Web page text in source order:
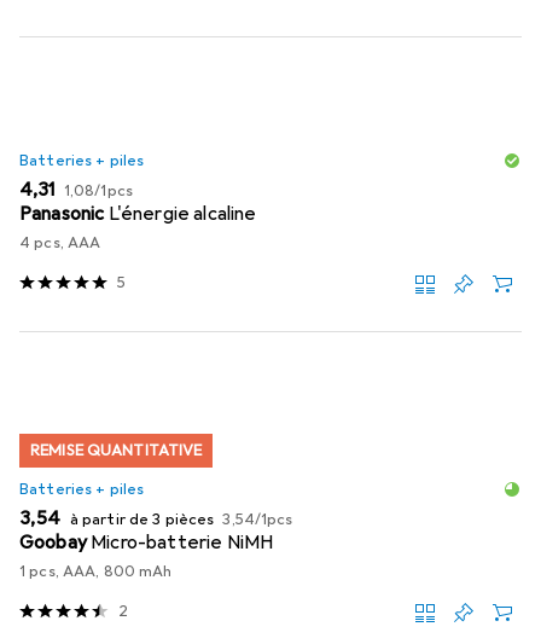
Batteries + piles
EUR
4,31 EUR
1,08/1pcs
Panasonic L'énergie alcaline
4 pcs, AAA
5
REMISE QUANTITATIVE
Batteries + piles
EUR
3,54 à partir de 3 pièces EUR
3,54/1pcs
Goobay Micro-batterie NiMH
1 pcs, AAA, 800 mAh
2